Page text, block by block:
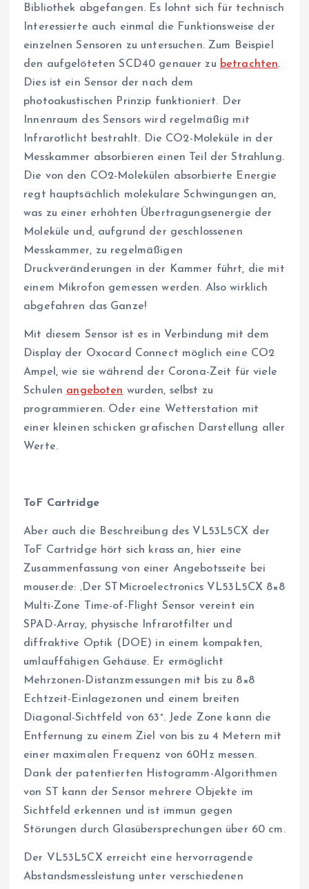
Bibliothek abgefangen. Es lohnt sich für technisch
Interessierte auch einmal die Funktionsweise der
einzelnen Sensoren zu untersuchen. Zum Beispiel
den aufgelöteten SCD40 genauer zu betrachten.
Dies ist ein Sensor der nach dem
photoakustischen Prinzip funktioniert. Der
Innenraum des Sensors wird regelmäßig mit
Infrarotlicht bestrahlt. Die CO2-Moleküle in der
Messkammer absorbieren einen Teil der Strahlung.
Die von den CO2-Molekülen absorbierte Energie
regt hauptsächlich molekulare Schwingungen an,
was zu einer erhöhten Übertragungsenergie der
Moleküle und, aufgrund der geschlossenen
Messkammer, zu regelmäßigen
Druckveränderungen in der Kammer führt, die mit
einem Mikrofon gemessen werden. Also wirklich
abgefahren das Ganze!
Mit diesem Sensor ist es in Verbindung mit dem
Display der Oxocard Connect möglich eine CO2
Ampel, wie sie während der Corona-Zeit für viele
Schulen angeboten wurden, selbst zu
programmieren. Oder eine Wetterstation mit
einer kleinen schicken grafischen Darstellung aller
Werte.
ToF Cartridge
Aber auch die Beschreibung des VL53L5CX der
ToF Cartridge hört sich krass an, hier eine
Zusammenfassung von einer Angebotsseite bei
mouser.de: ‚Der STMicroelectronics VL53L5CX 8×8
Multi-Zone Time-of-Flight Sensor vereint ein
SPAD-Array, physische Infrarotfilter und
diffraktive Optik (DOE) in einem kompakten,
umlauffähigen Gehäuse. Er ermöglicht
Mehrzonen-Distanzmessungen mit bis zu 8×8
Echtzeit-Einlagezonen und einem breiten
Diagonal-Sichtfeld von 63°. Jede Zone kann die
Entfernung zu einem Ziel von bis zu 4 Metern mit
einer maximalen Frequenz von 60Hz messen.
Dank der patentierten Histogramm-Algorithmen
von ST kann der Sensor mehrere Objekte im
Sichtfeld erkennen und ist immun gegen
Störungen durch Glasübersprechungen über 60 cm.
Der VL53L5CX erreicht eine hervorragende
Abstandsmessleistung unter verschiedenen